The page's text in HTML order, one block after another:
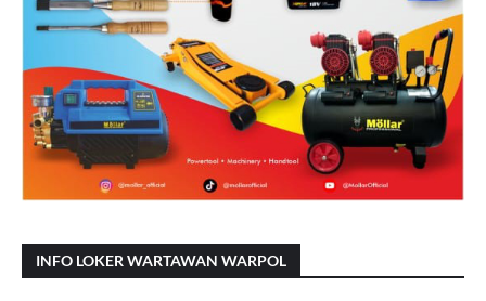
INFO LOKER WARTAWAN WARPOL